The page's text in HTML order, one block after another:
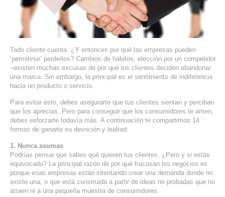
SERVIDORES DEDICADOS
AGENCIA DIGITAL
PAGINAS WEB PARA NEGOCIOS
PAGINA WEB CON MANEJADOR DE CONTENIDOS
PAGINAS WEB A MEDIDA
APPS PARA NEGOCIOS
SISTEMAS PARA NEGOCIOS Y EMPRESAS
MARKETING DIGITAL
Todo cliente cuenta. ¿Y entonces por qué las empresas pueden
‘permitirse’ perderlos? Cambios de hábitos, elección por un competidor
–existen muchas excusas de por qué los clientes deciden abandonar
una marca. Sin embargo, la principal es el sentimiento de indiferencia
hacia un producto o servicio.
Para evitar esto, debes asegurarte que tus clientes sientan y perciban
que los aprecias. Pero para conseguir que los consumidores te amen,
debes esforzarte todavía más. A continuación te compartimos 14
formas de ganarte su devoción y lealtad:
1. Nunca asumas
Podrías pensar que sabes qué quieren tus clientes. ¿Pero y si estás
equivocado? La principal razón de por qué fracasan los negocios es
porque esas empresas están intentando crear una demanda donde no
existe una, o que está construida a partir de ideas no probadas que no
atraen ni a una pequeña muestra de consumidores.